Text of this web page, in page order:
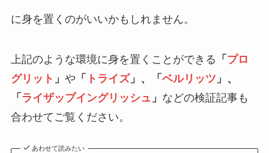
に身を置くのがいいかもしれません。
上記のような環境に身を置くことができる 「 プロ
グリット 」 や 「 トライズ」、「 ベルリッツ 」、
「 ライザップイングリッシュ 」 などの検証記事も
合わせてご覧ください。
あわせて読みたい